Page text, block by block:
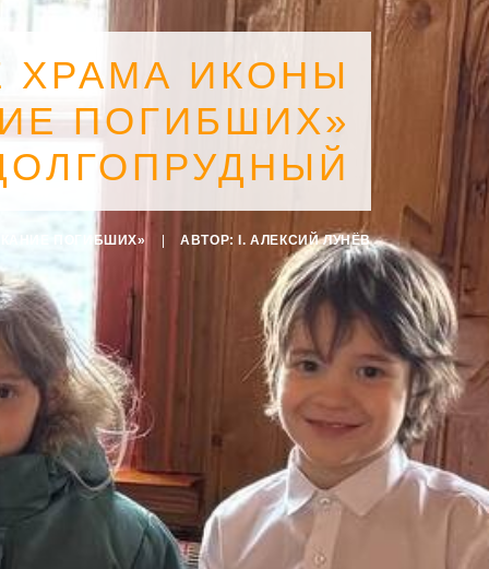
ХРАМА ИКОНЫ
ПОГИБШИХ»
ПОГИБШИХ» АВТОР: I. АЛЕКСИЙ ЛУНЁВ